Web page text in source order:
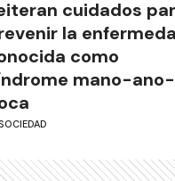
cuidados
la
como
mano-ano-
SOCIEDAD